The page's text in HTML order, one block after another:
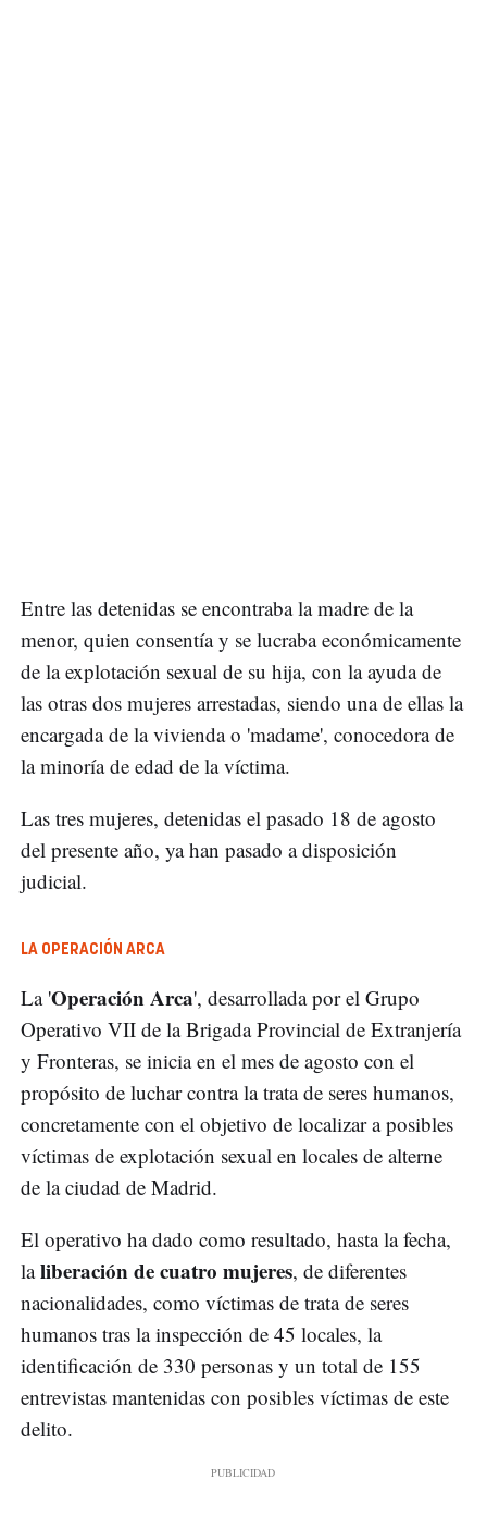
Entre las detenidas se encontraba la madre de la
menor, quien consentía y se lucraba económicamente
de la explotación sexual de su hija, con la ayuda de
las otras dos mujeres arrestadas, siendo una de ellas la
encargada de la vivienda o 'madame', conocedora de
la minoría de edad de la víctima.
Las tres mujeres, detenidas el pasado 18 de agosto
del presente año, ya han pasado a disposición
judicial.
LA OPERACIÓN ARCA
La 'Operación Arca', desarrollada por el Grupo
Operativo VII de la Brigada Provincial de Extranjería
y Fronteras, se inicia en el mes de agosto con el
propósito de luchar contra la trata de seres humanos,
concretamente con el objetivo de localizar a posibles
víctimas de explotación sexual en locales de alterne
de la ciudad de Madrid.
El operativo ha dado como resultado, hasta la fecha,
laliberación de cuatro mujeres, de diferentes
nacionalidades, como víctimas de trata de seres
humanos tras la inspección de 45 locales, la
identificación de 330 personas y un total de 155
entrevistas mantenidas con posibles víctimas de este
delito.